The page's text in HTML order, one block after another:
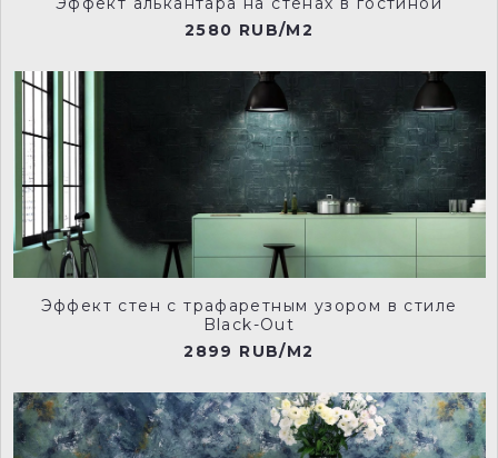
2580 RUB/M2
Эффект стен с трафаретным узором в стиле
Black-Out
2899 RUB/M2